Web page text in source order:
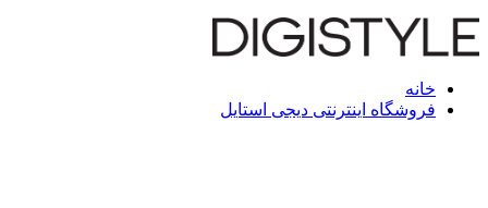
خانه
فروشگاه اینترنتی دیجی استایل